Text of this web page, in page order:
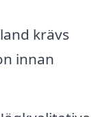
krävs
innan